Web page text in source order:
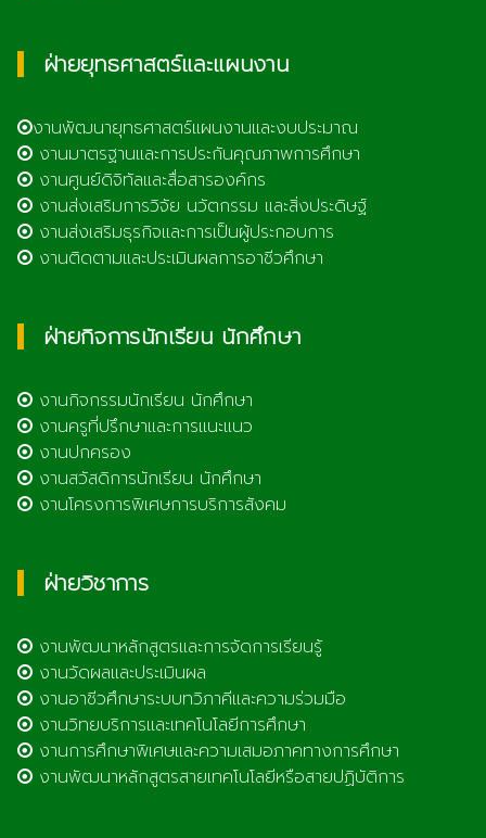
ฝ่ายยุทธศาสตร์และแผนงาน
งานพัฒนายุทธศาสตร์แผนงานและงบประมาณ
งานมาตรฐานและการประกันคุณภาพการศึกษา
งานศูนย์ดิจิทัลและสื่อสารองค์กร
งานส่งเสริมการวิจัย นวัตกรรม และสิ่งประดิษฐ์
งานส่งเสริมธุรกิจและการเป็นผู้ประกอบการ
งานติดตามและประเมินผลการอาชีวศึกษา
ฝ่ายกิจการนักเรียน นักศึกษา
งานกิจกรรมนักเรียน นักศึกษา
งานครูที่ปรึกษาและการแนะแนว
งานปกครอง
งานสวัสดิการนักเรียน นักศึกษา
งานโครงการพิเศษการบริการสังคม
ฝ่ายวิชาการ
งานพัฒนาหลักสูตรและการจัดการเรียนรู้
งานวัดผลและประเมินผล
งานอาชีวศึกษาระบบทวิภาคีและความร่วมมือ
งานวิทยบริการและเทคโนโลยีการศึกษา
งานการศึกษาพิเศษและความเสมอภาคทางการศึกษา
งานพัฒนาหลักสูตรสายเทคโนโลยีหรือสายปฏิบัติการ